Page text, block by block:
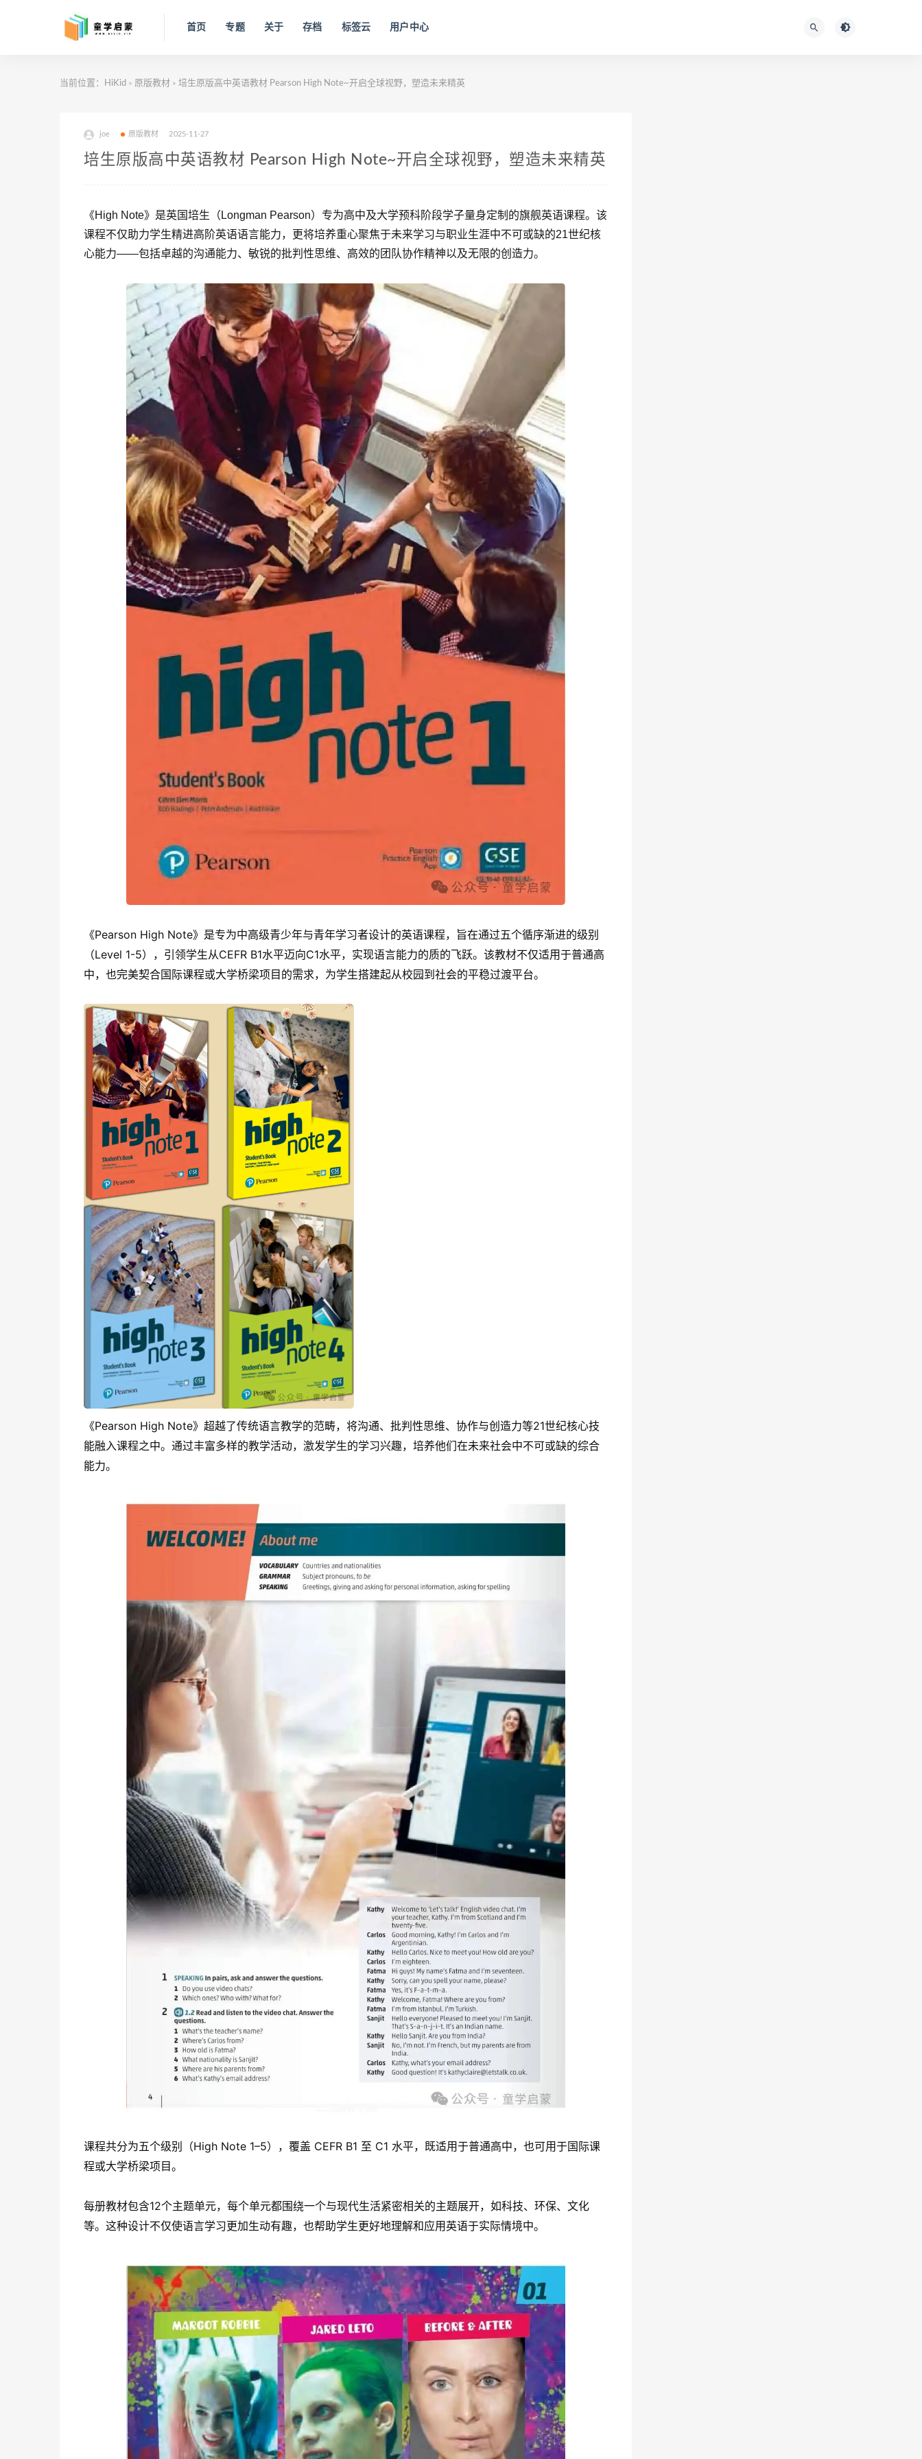
首页 专题 关于 存档 标签云 用户中心
当前位置： HiKid > 原版教材 > 培生原版高中英语教材 Pearson High Note~开启全球视野，塑造未来精英
joe 原版教材 2025-11-27
培生原版高中英语教材 Pearson High Note~开启全球视野，塑造未来精英
《High Note》是英国培生（Longman Pearson）专为高中及大学预科阶段学子量身定制的旗舰英语课程。该
课程不仅助力学生精进高阶英语语言能力，更将培养重心聚焦于未来学习与职业生涯中不可或缺的21世纪核
心能力——包括卓越的沟通能力、敏锐的批判性思维、高效的团队协作精神以及无限的创造力。
《Pearson High Note》是专为中高级青少年与青年学习者设计的英语课程，旨在通过五个循序渐进的级别
（Level 1-5），引领学生从CEFR B1水平迈向C1水平，实现语言能力的质的飞跃。该教材不仅适用于普通高
中，也完美契合国际课程或大学桥梁项目的需求，为学生搭建起从校园到社会的平稳过渡平台。
《Pearson High Note》超越了传统语言教学的范畴，将沟通、批判性思维、协作与创造力等21世纪核心技
能融入课程之中。通过丰富多样的教学活动，激发学生的学习兴趣，培养他们在未来社会中不可或缺的综合
能力。
课程共分为五个级别（High Note 1–5），覆盖 CEFR B1 至 C1 水平，既适用于普通高中，也可用于国际课
程或大学桥梁项目。
每册教材包含12个主题单元，每个单元都围绕一个与现代生活紧密相关的主题展开，如科技、环保、文化
等。这种设计不仅使语言学习更加生动有趣，也帮助学生更好地理解和应用英语于实际情境中。